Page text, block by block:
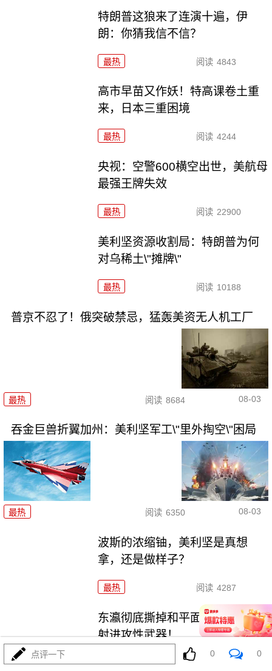
特朗普这狼来了连演十遍，伊
朗：你猜我信不信？
最热 阅读 4843
高市早苗又作妖！特高课卷土重
来，日本三重困境
最热 阅读 4244
央视：空警600横空出世，美航母
最强王牌失效
最热 阅读 22900
美利坚资源收割局：特朗普为何
对乌稀土\"摊牌\"
最热 阅读 10188
普京不忍了！俄突破禁忌，猛轰美资无人机工厂
最热 阅读 8684 08-03
吞金巨兽折翼加州：美利坚军工\"里外掏空\"困局
最热 阅读 6350 08-03
波斯的浓缩铀，美利坚是真想
拿，还是做样子？
最热 阅读 4287
东瀛彻底撕掉和平面具，公然发
射进攻性武器！
最热
点评一下 0 0